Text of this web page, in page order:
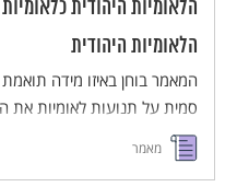
הלאומיות היהודית
הלאומיות היהודית
המאמר בוחן באיזו מידה
סמית על תנועות לאומיות את
היהודית. לצורך כך הא מנתח
של האינטליגנציה היהודית
מאמר